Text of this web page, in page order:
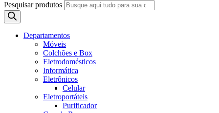
Pesquisar produtos
Departamentos
Móveis
Colchões e Box
Eletrodomésticos
Informática
Eletrônicos
Celular
Eletroportáteis
Purificador